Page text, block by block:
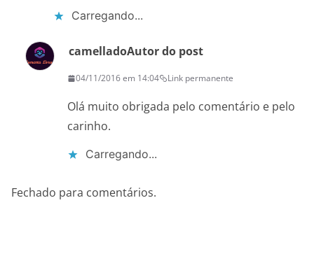
Carregando...
camelladoAutor do post
04/11/2016 em 14:04 Link permanente
Olá muito obrigada pelo comentário e pelo
carinho.
Carregando...
Fechado para comentários.